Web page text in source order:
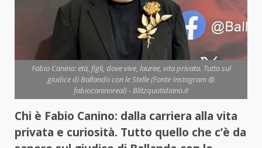
Fabio Canino: età, figli, dove vive, lauree, vita privata. Tutto sul
giudice di Ballando con le Stelle (Fonte Instagram @
fabiocaninoreal) - Blitzquotidiano.it
Chi è Fabio Canino: dalla carriera alla vita
privata e curiosità. Tutto quello che c’è da